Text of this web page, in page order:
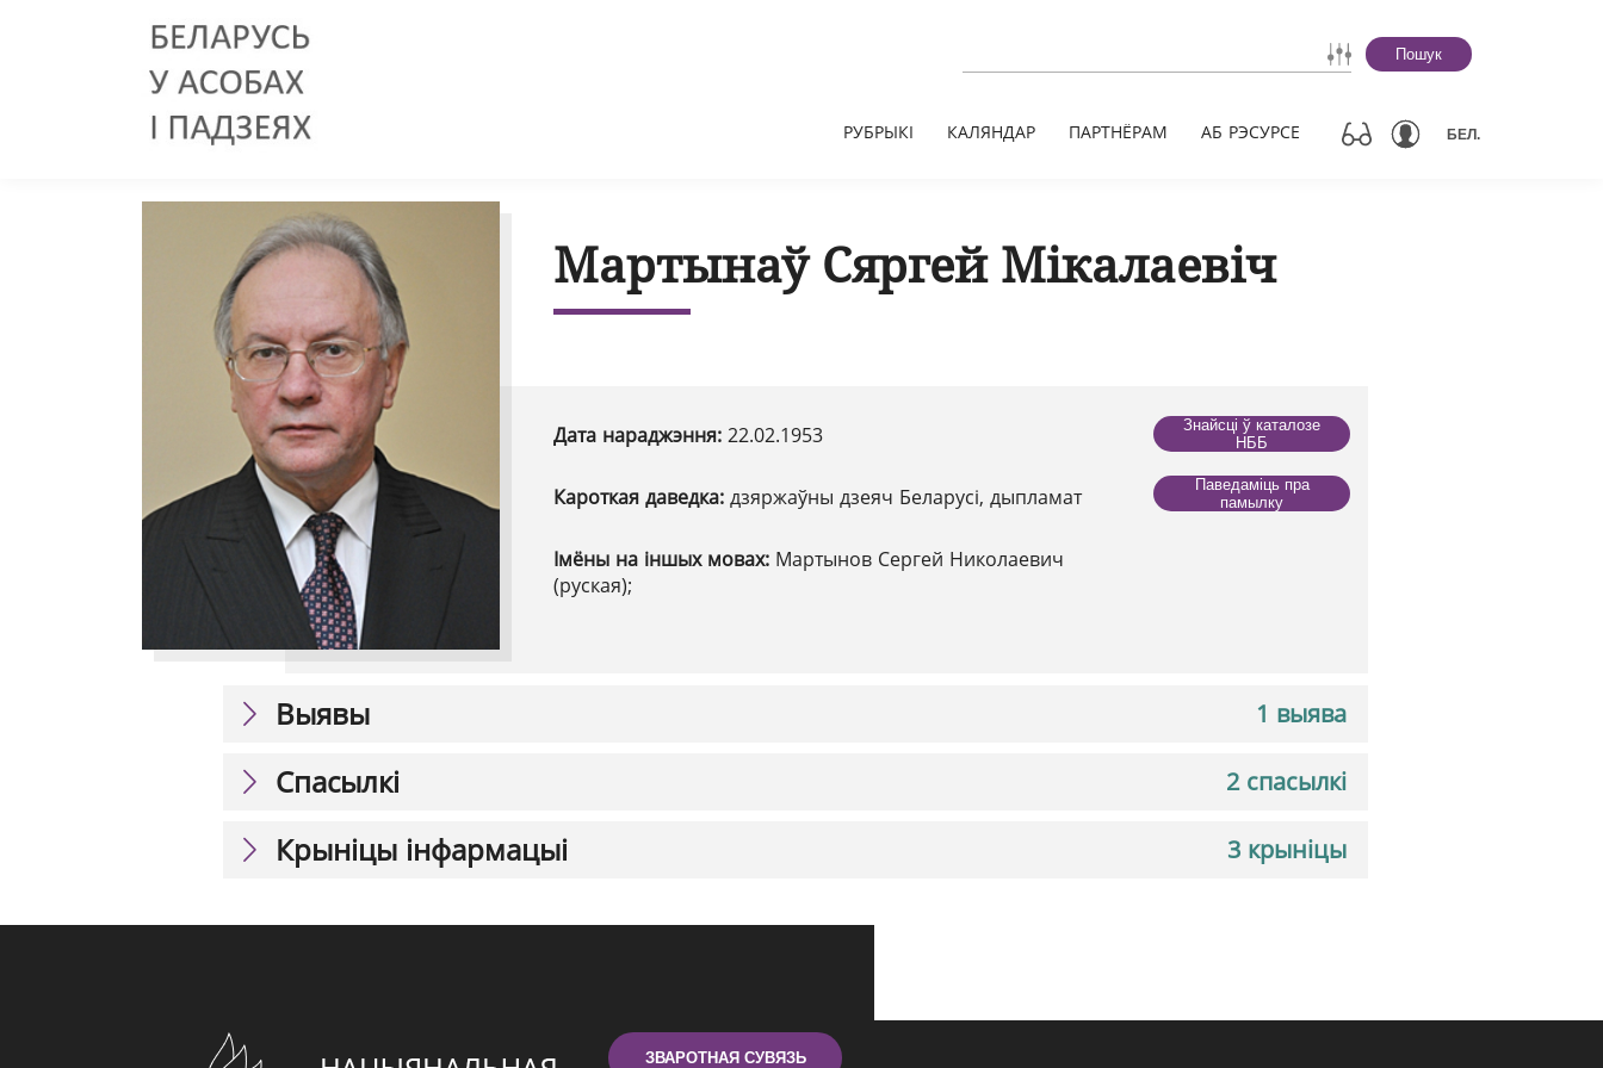
Пошук
РУБРЫКІ КАЛЯНДАР ПАРТНЁРАМ АБ РЭСУРСЕ БЕЛ.
Мартынаў Сяргей Мікалаевіч
Дата нараджэння: 22.02.1953
Кароткая даведка: дзяржаўны дзеяч Беларусі, дыпламат
Імёны на іншых мовах: Мартынов Сергей Николаевич
(руская);
Знайсці ў каталозе
НББ
Паведаміць пра
памылку
1 выява
Выявы
2 спасылкі
Спасылкі
3 крыніцы
Крыніцы інфармацыі
ЗВАРОТНАЯ СУВЯЗЬ